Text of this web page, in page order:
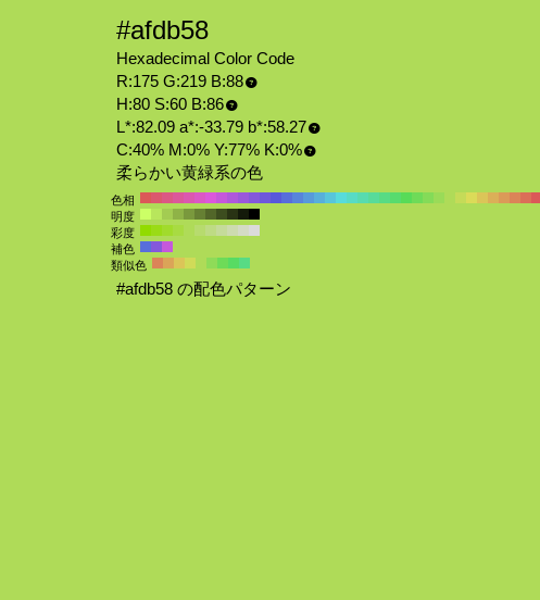
#afdb58
Hexadecimal Color Code
R:175 G:219 B:88
H:80 S:60 B:86
L*:82.09 a*:-33.79 b*:58.27
C:40% M:0% Y:77% K:0%
柔らかい黄緑系の色
色相
明度
彩度
補色
類似色
#afdb58 の配色パターン